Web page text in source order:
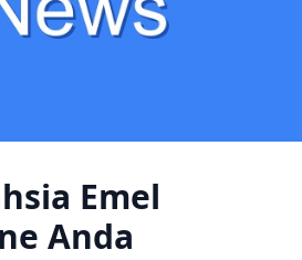
Emel
Anda